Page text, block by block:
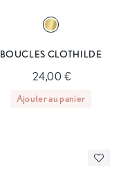
BOUCLES CLOTHILDE
24,00 €
Ajouter au panier